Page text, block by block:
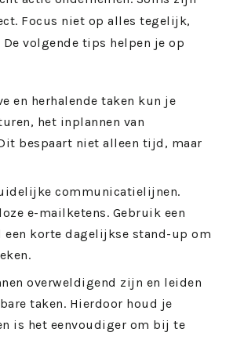
Focus niet op alles tegelijk,
volgende tips helpen je op
en herhalende taken kun je
het inplannen van
bespaart niet alleen tijd, maar
communicatielijnen.
e-mailketens. Gebruik een
korte dagelijkse stand-up om
overweldigend zijn en leiden
taken. Hierdoor houd je
is het eenvoudiger om bij te